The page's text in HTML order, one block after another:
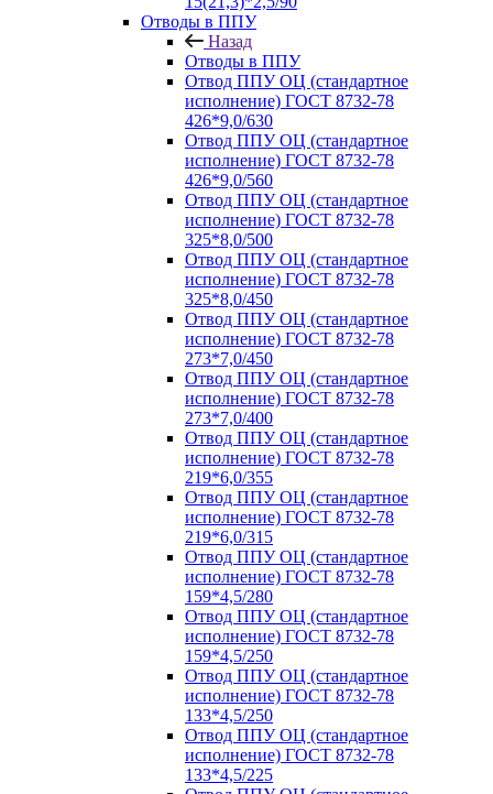
Отводы в ППУ
Назад
Отводы в ППУ
Отвод ППУ ОЦ (стандартное
исполнение) ГОСТ 8732-78
426*9,0/630
Отвод ППУ ОЦ (стандартное
исполнение) ГОСТ 8732-78
426*9,0/560
Отвод ППУ ОЦ (стандартное
исполнение) ГОСТ 8732-78
325*8,0/500
Отвод ППУ ОЦ (стандартное
исполнение) ГОСТ 8732-78
325*8,0/450
Отвод ППУ ОЦ (стандартное
исполнение) ГОСТ 8732-78
273*7,0/450
Отвод ППУ ОЦ (стандартное
исполнение) ГОСТ 8732-78
273*7,0/400
Отвод ППУ ОЦ (стандартное
исполнение) ГОСТ 8732-78
219*6,0/355
Отвод ППУ ОЦ (стандартное
исполнение) ГОСТ 8732-78
219*6,0/315
Отвод ППУ ОЦ (стандартное
исполнение) ГОСТ 8732-78
159*4,5/280
Отвод ППУ ОЦ (стандартное
исполнение) ГОСТ 8732-78
159*4,5/250
Отвод ППУ ОЦ (стандартное
исполнение) ГОСТ 8732-78
133*4,5/250
Отвод ППУ ОЦ (стандартное
исполнение) ГОСТ 8732-78
133*4,5/225